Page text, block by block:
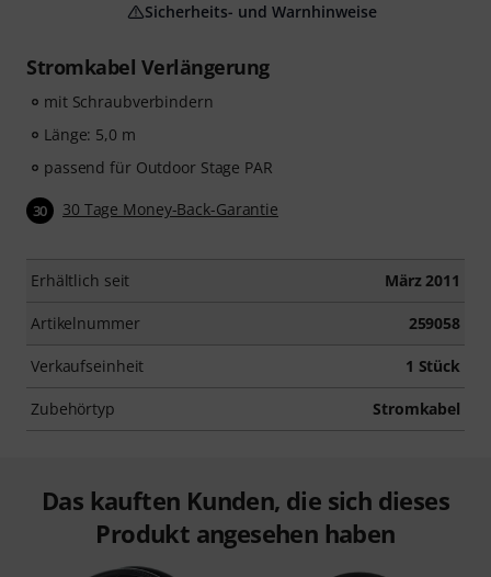
Stromkabel Verlängerung
mit Schraubverbindern
Länge: 5,0 m
passend für Outdoor Stage PAR
30 30 Tage Money-Back-Garantie
Erhältlich seit März 2011
Artikelnummer 259058
Verkaufseinheit 1 Stück
Zubehörtyp Stromkabel
Sicherheits- und Warnhinweise
Das kauften Kunden, die sich dieses
Produkt angesehen haben